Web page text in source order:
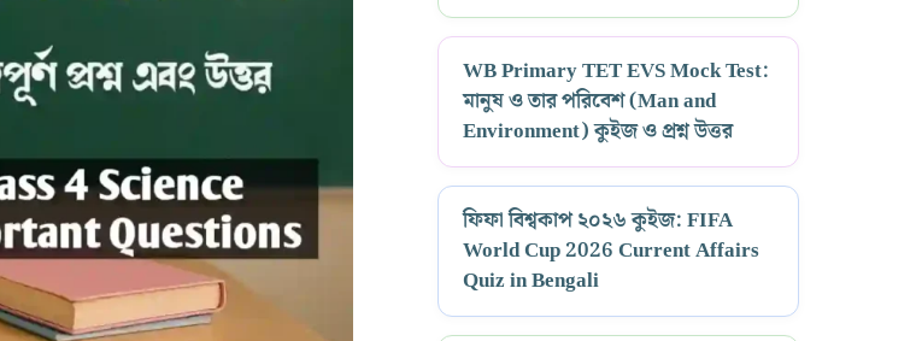
WB Primary TET EVS Mock Test:
মানুষ ও তার পরিবেশ (Man and
Environment) কুইজ ও প্রশ্ন উত্তর
ফিফা বিশ্বকাপ ২০২৬ কুইজ: FIFA
World Cup 2026 Current Affairs
Quiz in Bengali